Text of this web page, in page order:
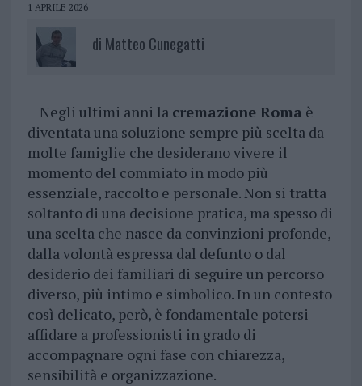
1 APRILE 2026
di Matteo Cunegatti
Negli ultimi anni la cremazione Roma è
diventata una soluzione sempre più scelta da
molte famiglie che desiderano vivere il
momento del commiato in modo più
essenziale, raccolto e personale. Non si tratta
soltanto di una decisione pratica, ma spesso di
una scelta che nasce da convinzioni profonde,
dalla volontà espressa dal defunto o dal
desiderio dei familiari di seguire un percorso
diverso, più intimo e simbolico. In un contesto
così delicato, però, è fondamentale potersi
affidare a professionisti in grado di
accompagnare ogni fase con chiarezza,
sensibilità e organizzazione.